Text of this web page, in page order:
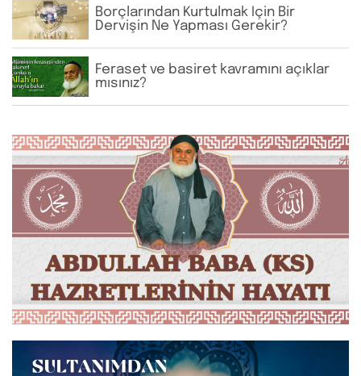
Borçlarından Kurtulmak İçin Bir
Dervişin Ne Yapması Gerekir?
Feraset ve basiret kavramını açıklar
mısınız?